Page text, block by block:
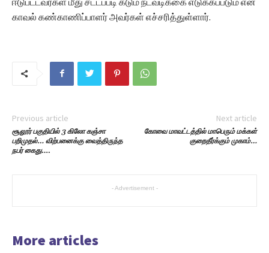
காவல் கண்காணிப்பாளர் அவர்கள் எச்சரித்துள்ளார்.
Previous article
சூலூர் பகுதியில் 3 கிலோ கஞ்சா
பறிமுதல்… விற்பனைக்கு வைத்திருந்த
நபர் கைது….
Next article
கோவை மாவட்டத்தில் மாபெரும் மக்கள்
குறைதீர்க்கும் முகாம்…
- Advertisement -
More articles